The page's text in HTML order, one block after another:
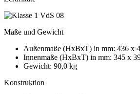
Maße und Gewicht
Außenmaße (HxBxT) in mm: 436 x
Innenmaße (HxBxT) in mm: 345 x
Gewicht: 90,0 kg
Konstruktion